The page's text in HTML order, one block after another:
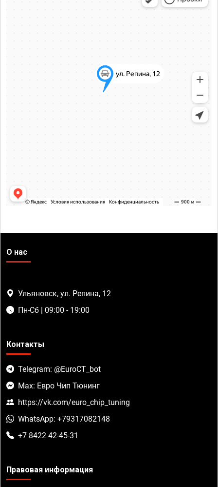
О нас
Ульяновск, ул. Репина, 12
Пн-Сб | 09:00 - 19:00
Контакты
Telegram: @EuroCT_bot
Max: Евро Чип Тюнинг
https://vk.com/euro_chip_tuning
WhatsApp: +79317082148
+7 8422 42-45-31
Правовая информация